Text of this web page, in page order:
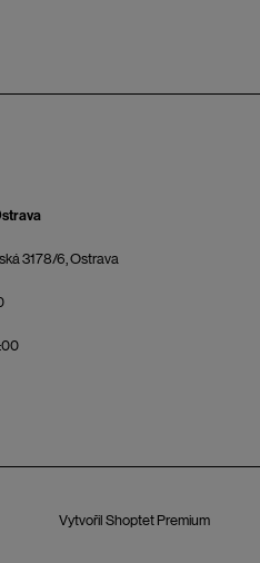
3178/6, Ostrava
Vytvořil Shoptet Premium